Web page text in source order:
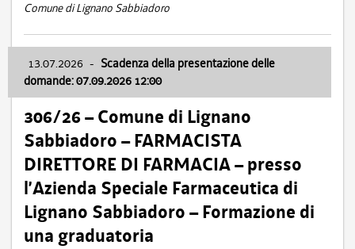
Comune di Lignano Sabbiadoro
13.07.2026 - Scadenza della presentazione delle
domande: 07.09.2026 12:00
306/26 – Comune di Lignano
Sabbiadoro – FARMACISTA
DIRETTORE DI FARMACIA – presso
l’Azienda Speciale Farmaceutica di
Lignano Sabbiadoro – Formazione di
una graduatoria